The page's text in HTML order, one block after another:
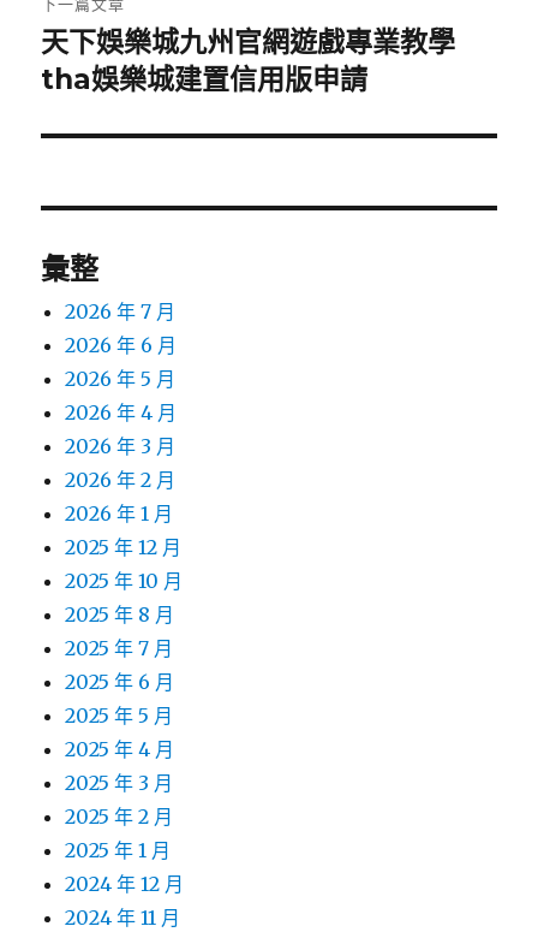
下
一
文
天下娛樂城九州官網遊戲專業教學
tha娛樂城建置信用版申請
彙整
2026 年 7 月
2026 年 6 月
2026 年 5 月
2026 年 4 月
2026 年 3 月
2026 年 2 月
2026 年 1 月
2025 年 12 月
2025 年 10 月
2025 年 8 月
2025 年 7 月
2025 年 6 月
2025 年 5 月
2025 年 4 月
2025 年 3 月
2025 年 2 月
2025 年 1 月
2024 年 12 月
2024 年 11 月